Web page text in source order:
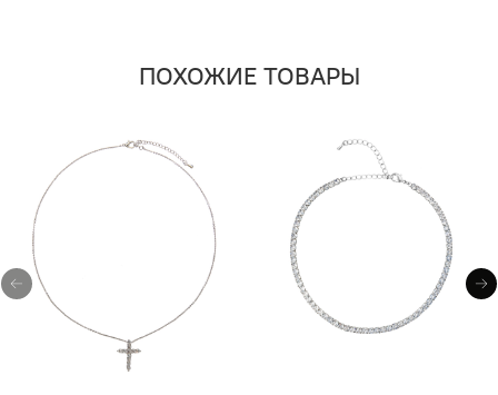
ПОХОЖИЕ ТОВАРЫ